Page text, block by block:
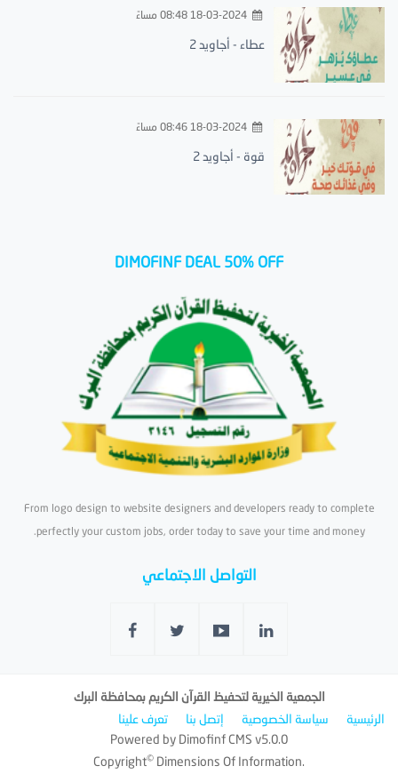
18-03-2024 08:48 مساءً
عطاء - أجاويد 2
18-03-2024 08:46 مساءً
قوة - أجاويد 2
DIMOFINF DEAL 50% OFF
From logo design to website designers and developers ready to complete
perfectly your custom jobs, order today to save your time and money.
التواصل الاجتماعي
الجمعية الخيرية لتحفيظ القرآن الكريم بمحافظة البرك
الرئيسية
سياسة الخصوصية إتصل بنا
تعرف علينا
Powered by Dimofinf CMS v5.0.0
Copyright© Dimensions Of Information.